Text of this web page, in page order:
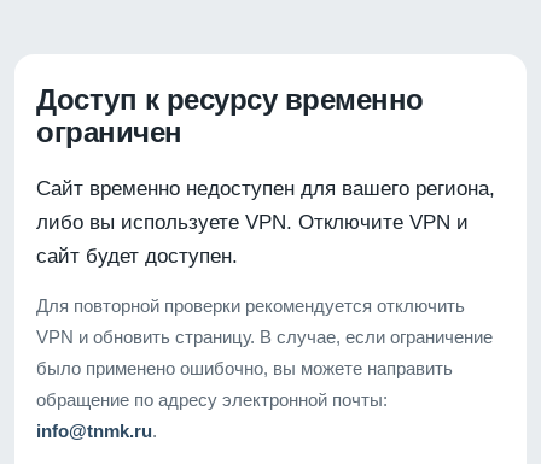
Доступ к ресурсу временно
ограничен
Сайт временно недоступен для вашего региона,
либо вы используете VPN. Отключите VPN и
сайт будет доступен.
Для повторной проверки рекомендуется отключить
VPN и обновить страницу. В случае, если ограничение
было применено ошибочно, вы можете направить
обращение по адресу электронной почты:
info@tnmk.ru.